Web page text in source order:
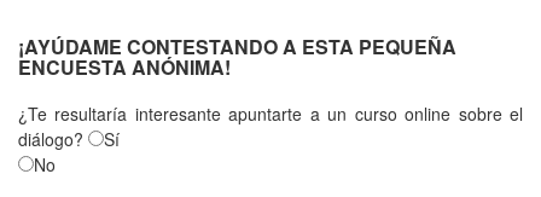
¡AYÚDAME CONTESTANDO A ESTA PEQUEÑA
ENCUESTA ANÓNIMA!
¿Te resultaría interesante apuntarte a un curso online sobre el
diálogo?
Sí
No